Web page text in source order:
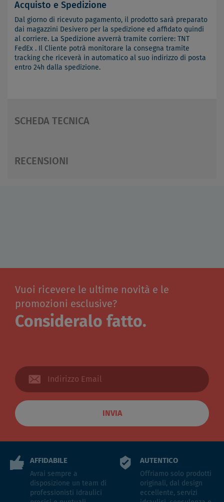
Acquisto e Spedizione
Dal giorno di ricevuto pagamento, il prodotto sarà preparato
dai magazzini Desivero per la spedizione ed affidato quindi
al corriere. La Spedizione avverrà tramite corriere: TNT
FedEx . Il Cliente potrà monitorare la consegna tramite
tracking che riceverà in automatico al suo indirizzo di posta
entro 24h dalla spedizione.
SCHEDA TECNICA
RECENSIONI
Vuoi ricevere le ultime novità e le
promozioni esclusive?
Consideralo fatto.
INVIA
AFFIDABILE
Avrai sempre a
disposizione un team di
professionisti idraulici
AUTENTICO
Offriamo solo prodotti
originali, dal design
eccellente, servizi